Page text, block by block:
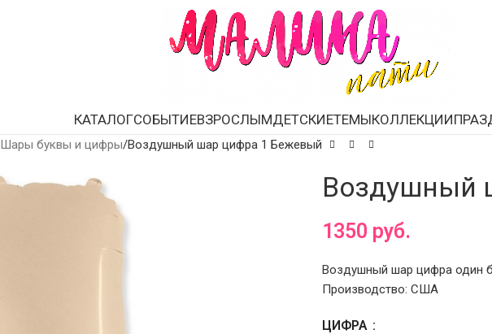
КАТАЛОГСОБЫТИЕВЗРОСЛЫМДЕТСКИЕТЕМЫКОЛЛЕКЦИИ
Шары буквы и цифры Воздушный шар цифра 1 Бежевый
Воздушный
1350 руб.
Воздушный шар цифра один
Производство: США
ЦИФРА